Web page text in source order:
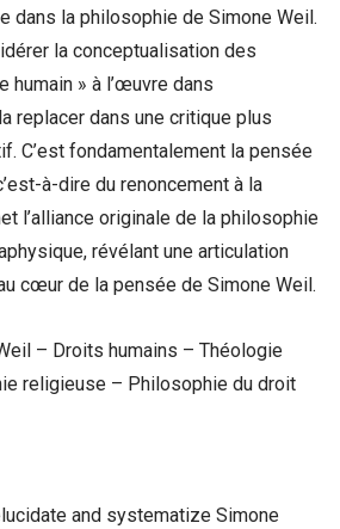
dans la philosophie de Simone Weil.
la conceptualisation des
humain » à l’œuvre dans
replacer dans une critique plus
C’est fondamentalement la pensée
à-dire du renoncement à la
l’alliance originale de la philosophie
révélant une articulation
cœur de la pensée de Simone Weil.
– Droits humains – Théologie
religieuse – Philosophie du droit
and systematize Simone